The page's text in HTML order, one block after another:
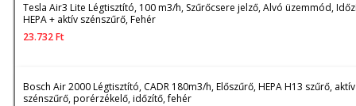
Tesla Air3 Lite Légtisztító, 100 m3/h, Szűrőcsere jelző, Alvó üzemmód,
HEPA + aktív szénszűrő, Fehér
23.732Ft
Bosch Air 2000 Légtisztító, CADR 180m3/h, Előszűrő, HEPA H13 szűrő, aktív
szénszűrő, porérzékelő, időzítő, fehér